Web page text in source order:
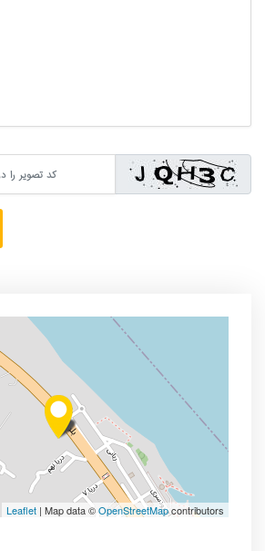
Leaflet | Map data ©OpenStreetMapcontributors